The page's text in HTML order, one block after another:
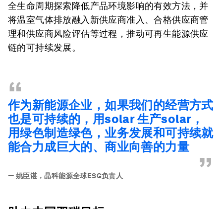
全生命周期探索降低产品环境影响的有效方法，并
将温室气体排放融入新供应商准入、合格供应商管
理和供应商风险评估等过程，推动可再生能源供应
链的可持续发展。
“
作为新能源企业，如果我们的经营方式
也是可持续的，用solar 生产solar，
用绿色制造绿色，业务发展和可持续就
能合力成巨大的、商业向善的力量
”
— 姚臣谌，晶科能源全球ESG负责人